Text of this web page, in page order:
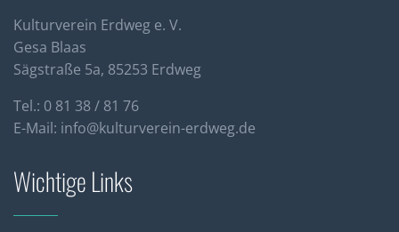
Kulturverein Erdweg e. V.
Gesa Blaas
Sägstraße 5a, 85253 Erdweg
Tel.: 0 81 38 / 81 76
E-Mail: info@kulturverein-erdweg.de
Wichtige Links